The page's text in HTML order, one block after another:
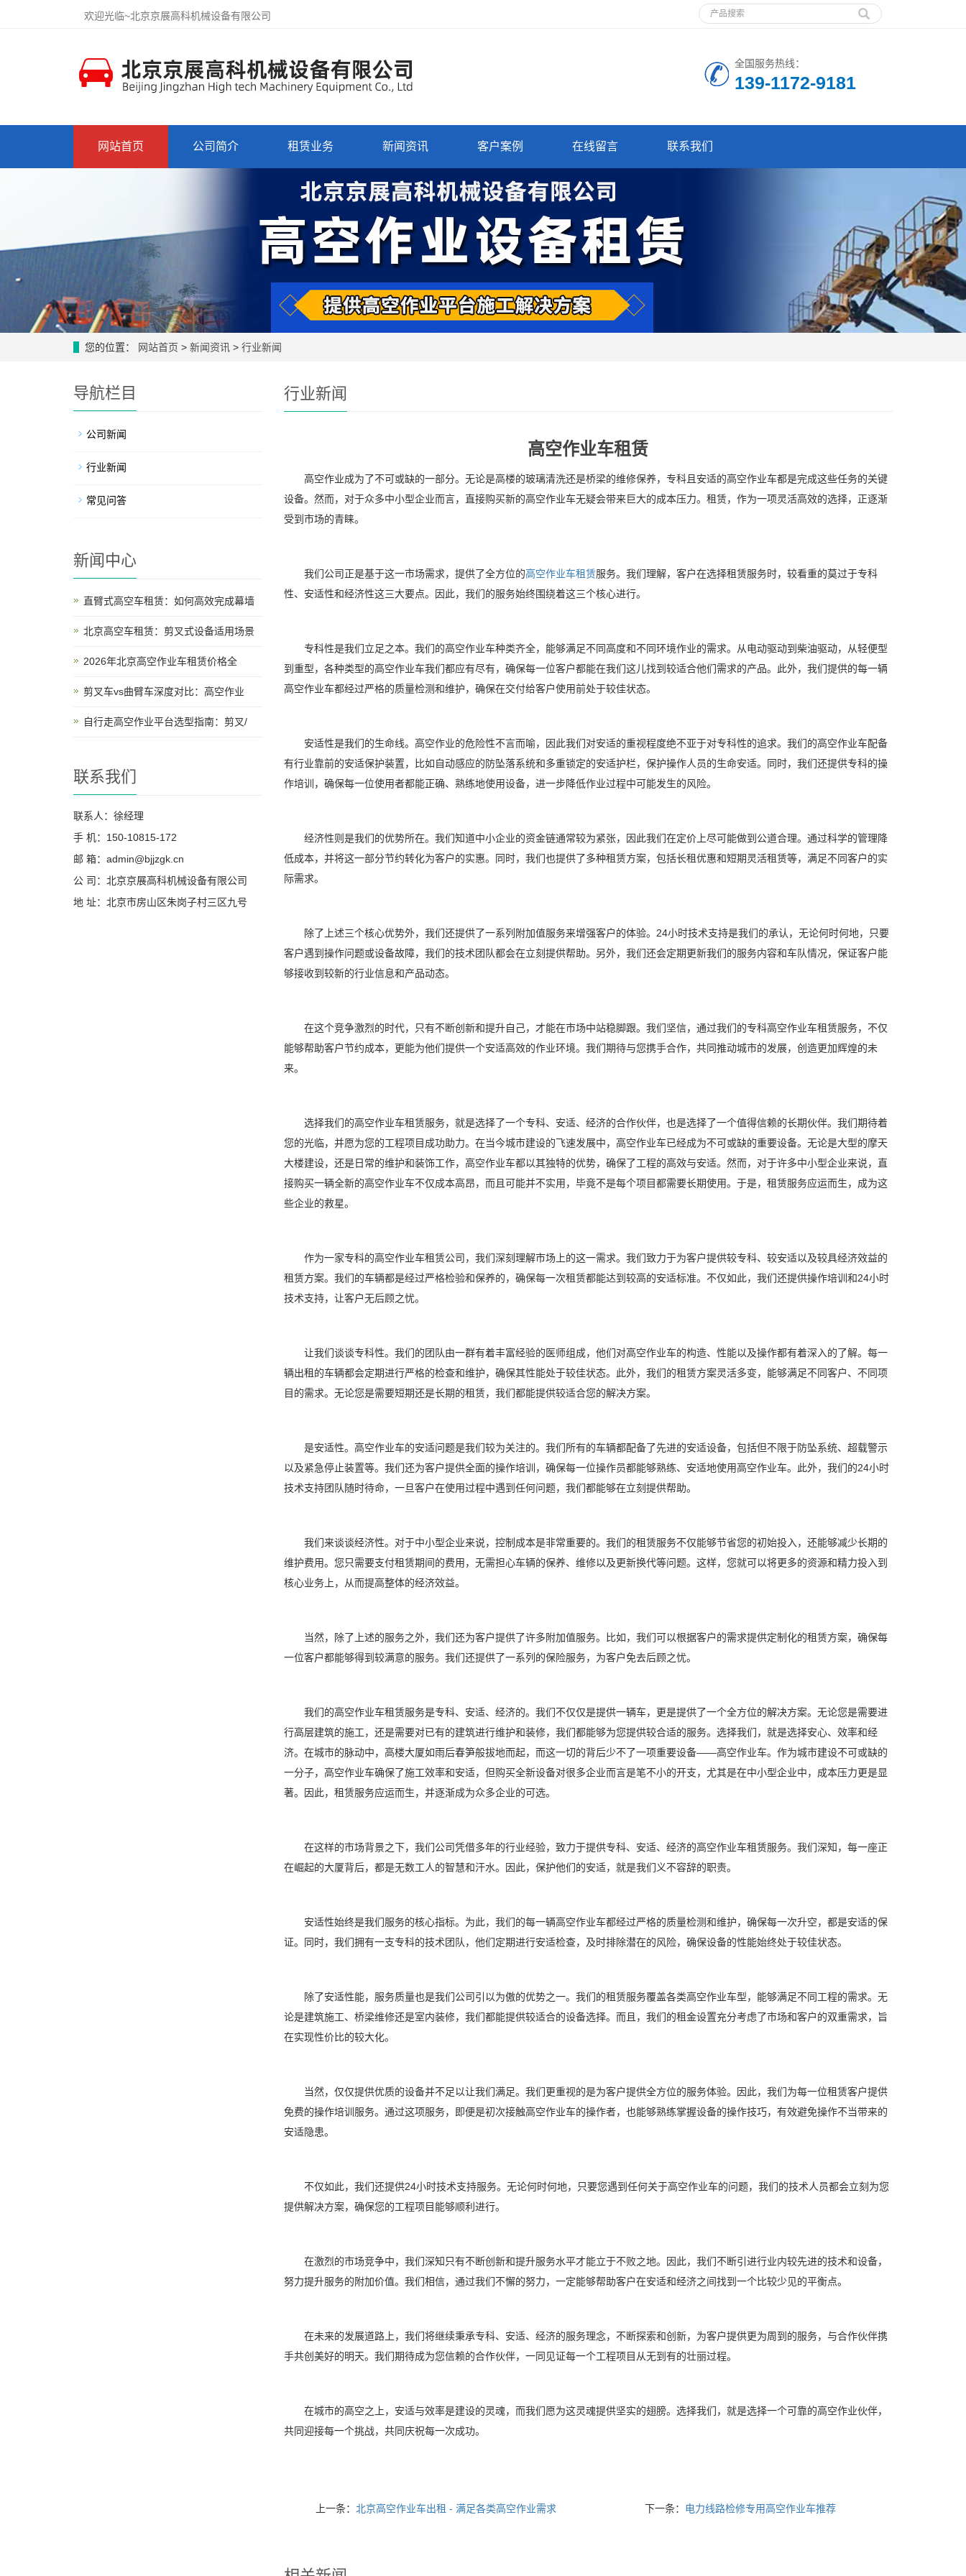
欢迎光临~北京京展高科机械设备有限公司
全国服务热线：
139-1172-9181
网站首页 公司简介 租赁业务 新闻资讯 客户案例 在线留言 联系我们
您的位置： 网站首页 > 新闻资讯 > 行业新闻
行业新闻
高空作业车租赁
高空作业成为了不可或缺的一部分。无论是高楼的玻璃清洗还是桥梁的维修保养，专科且安适的高空作业车都是完成这些任务的关键
设备。然而，对于众多中小型企业而言，直接购买新的高空作业车无疑会带来巨大的成本压力。租赁，作为一项灵活高效的选择，正逐渐
受到市场的青睐。
我们公司正是基于这一市场需求，提供了全方位的高空作业车租赁服务。我们理解，客户在选择租赁服务时，较看重的莫过于专科
性、安适性和经济性这三大要点。因此，我们的服务始终围绕着这三个核心进行。
专科性是我们立足之本。我们的高空作业车种类齐全，能够满足不同高度和不同环境作业的需求。从电动驱动到柴油驱动，从轻便型
到重型，各种类型的高空作业车我们都应有尽有，确保每一位客户都能在我们这儿找到较适合他们需求的产品。此外，我们提供的每一辆
高空作业车都经过严格的质量检测和维护，确保在交付给客户使用前处于较佳状态。
安适性是我们的生命线。高空作业的危险性不言而喻，因此我们对安适的重视程度绝不亚于对专科性的追求。我们的高空作业车配备
有行业靠前的安适保护装置，比如自动感应的防坠落系统和多重锁定的安适护栏，保护操作人员的生命安适。同时，我们还提供专科的操
作培训，确保每一位使用者都能正确、熟练地使用设备，进一步降低作业过程中可能发生的风险。
经济性则是我们的优势所在。我们知道中小企业的资金链通常较为紧张，因此我们在定价上尽可能做到公道合理。通过科学的管理降
低成本，并将这一部分节约转化为客户的实惠。同时，我们也提供了多种租赁方案，包括长租优惠和短期灵活租赁等，满足不同客户的实
际需求。
除了上述三个核心优势外，我们还提供了一系列附加值服务来增强客户的体验。24小时技术支持是我们的承认，无论何时何地，只要
客户遇到操作问题或设备故障，我们的技术团队都会在立刻提供帮助。另外，我们还会定期更新我们的服务内容和车队情况，保证客户能
够接收到较新的行业信息和产品动态。
在这个竞争激烈的时代，只有不断创新和提升自己，才能在市场中站稳脚跟。我们坚信，通过我们的专科高空作业车租赁服务，不仅
能够帮助客户节约成本，更能为他们提供一个安适高效的作业环境。我们期待与您携手合作，共同推动城市的发展，创造更加辉煌的未
来。
选择我们的高空作业车租赁服务，就是选择了一个专科、安适、经济的合作伙伴，也是选择了一个值得信赖的长期伙伴。我们期待着
您的光临，并愿为您的工程项目成功助力。在当今城市建设的飞速发展中，高空作业车已经成为不可或缺的重要设备。无论是大型的摩天
大楼建设，还是日常的维护和装饰工作，高空作业车都以其独特的优势，确保了工程的高效与安适。然而，对于许多中小型企业来说，直
接购买一辆全新的高空作业车不仅成本高昂，而且可能并不实用，毕竟不是每个项目都需要长期使用。于是，租赁服务应运而生，成为这
些企业的救星。
作为一家专科的高空作业车租赁公司，我们深刻理解市场上的这一需求。我们致力于为客户提供较专科、较安适以及较具经济效益的
租赁方案。我们的车辆都是经过严格检验和保养的，确保每一次租赁都能达到较高的安适标准。不仅如此，我们还提供操作培训和24小时
技术支持，让客户无后顾之忧。
让我们谈谈专科性。我们的团队由一群有着丰富经验的医师组成，他们对高空作业车的构造、性能以及操作都有着深入的了解。每一
辆出租的车辆都会定期进行严格的检查和维护，确保其性能处于较佳状态。此外，我们的租赁方案灵活多变，能够满足不同客户、不同项
目的需求。无论您是需要短期还是长期的租赁，我们都能提供较适合您的解决方案。
是安适性。高空作业车的安适问题是我们较为关注的。我们所有的车辆都配备了先进的安适设备，包括但不限于防坠系统、超载警示
以及紧急停止装置等。我们还为客户提供全面的操作培训，确保每一位操作员都能够熟练、安适地使用高空作业车。此外，我们的24小时
技术支持团队随时待命，一旦客户在使用过程中遇到任何问题，我们都能够在立刻提供帮助。
我们来谈谈经济性。对于中小型企业来说，控制成本是非常重要的。我们的租赁服务不仅能够节省您的初始投入，还能够减少长期的
维护费用。您只需要支付租赁期间的费用，无需担心车辆的保养、维修以及更新换代等问题。这样，您就可以将更多的资源和精力投入到
核心业务上，从而提高整体的经济效益。
当然，除了上述的服务之外，我们还为客户提供了许多附加值服务。比如，我们可以根据客户的需求提供定制化的租赁方案，确保每
一位客户都能够得到较满意的服务。我们还提供了一系列的保险服务，为客户免去后顾之忧。
我们的高空作业车租赁服务是专科、安适、经济的。我们不仅仅是提供一辆车，更是提供了一个全方位的解决方案。无论您是需要进
行高层建筑的施工，还是需要对已有的建筑进行维护和装修，我们都能够为您提供较合适的服务。选择我们，就是选择安心、效率和经
济。在城市的脉动中，高楼大厦如雨后春笋般拔地而起，而这一切的背后少不了一项重要设备——高空作业车。作为城市建设不可或缺的
一分子，高空作业车确保了施工效率和安适，但购买全新设备对很多企业而言是笔不小的开支，尤其是在中小型企业中，成本压力更是显
著。因此，租赁服务应运而生，并逐渐成为众多企业的可选。
在这样的市场背景之下，我们公司凭借多年的行业经验，致力于提供专科、安适、经济的高空作业车租赁服务。我们深知，每一座正
在崛起的大厦背后，都是无数工人的智慧和汗水。因此，保护他们的安适，就是我们义不容辞的职责。
安适性始终是我们服务的核心指标。为此，我们的每一辆高空作业车都经过严格的质量检测和维护，确保每一次升空，都是安适的保
证。同时，我们拥有一支专科的技术团队，他们定期进行安适检查，及时排除潜在的风险，确保设备的性能始终处于较佳状态。
除了安适性能，服务质量也是我们公司引以为傲的优势之一。我们的租赁服务覆盖各类高空作业车型，能够满足不同工程的需求。无
论是建筑施工、桥梁维修还是室内装修，我们都能提供较适合的设备选择。而且，我们的租金设置充分考虑了市场和客户的双重需求，旨
在实现性价比的较大化。
当然，仅仅提供优质的设备并不足以让我们满足。我们更重视的是为客户提供全方位的服务体验。因此，我们为每一位租赁客户提供
免费的操作培训服务。通过这项服务，即便是初次接触高空作业车的操作者，也能够熟练掌握设备的操作技巧，有效避免操作不当带来的
安适隐患。
不仅如此，我们还提供24小时技术支持服务。无论何时何地，只要您遇到任何关于高空作业车的问题，我们的技术人员都会立刻为您
提供解决方案，确保您的工程项目能够顺利进行。
在激烈的市场竞争中，我们深知只有不断创新和提升服务水平才能立于不败之地。因此，我们不断引进行业内较先进的技术和设备，
努力提升服务的附加价值。我们相信，通过我们不懈的努力，一定能够帮助客户在安适和经济之间找到一个比较少见的平衡点。
在未来的发展道路上，我们将继续秉承专科、安适、经济的服务理念，不断探索和创新，为客户提供更为周到的服务，与合作伙伴携
手共创美好的明天。我们期待成为您信赖的合作伙伴，一同见证每一个工程项目从无到有的壮丽过程。
在城市的高空之上，安适与效率是建设的灵魂，而我们愿为这灵魂提供坚实的翅膀。选择我们，就是选择一个可靠的高空作业伙伴，
共同迎接每一个挑战，共同庆祝每一次成功。
上一条： 北京高空作业车出租 - 满足各类高空作业需求 下一条： 电力线路检修专用高空作业车推荐
导航栏目
公司新闻
行业新闻
常见问答
新闻中心
直臂式高空车租赁：如何高效完成幕墙
北京高空车租赁：剪叉式设备适用场景
2026年北京高空作业车租赁价格全
剪叉车vs曲臂车深度对比：高空作业
自行走高空作业平台选型指南：剪叉/
联系我们
联系人：徐经理
手 机：150-10815-172
邮 箱：admin@bjjzgk.cn
公 司：北京京展高科机械设备有限公司
地 址：北京市房山区朱岗子村三区九号